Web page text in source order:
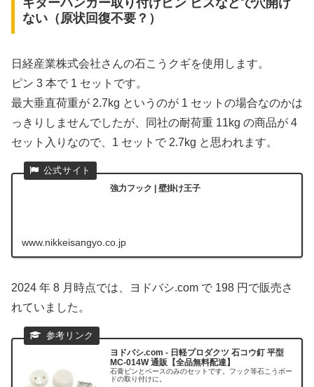
ギターハンガー取り付けピン ビスなどで穴開け
ない（原状回復不要？）
日経産業株式会社さんの石こうクギを使用します。
ピン 3 本で 1 セットです。
最大垂直荷重が 2.7kg というのが 1 セットの場合なのかは
っきりしませんでしたが、同社の耐荷重 11kg の商品が 4
セット入りなので、1 セットで 2.7kg と思われます。
強力フック | 壁掛け王子
www.nikkeisangyo.co.jp
2024 年 8 月時点では、ヨドバシ.com で 198 円で販売さ
れていました。
ヨドバシ.com - 日軽プロダクツ 石コウ釘 平型
MC-014W 通販【全品無料配達】
石膏ピンとベースのみのセットです。フック等石こうボー
ドの取り付けに。